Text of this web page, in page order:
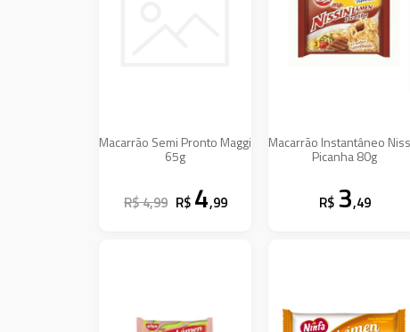
Macarrão Semi Pronto Maggi
65g
R$ 4,99 R$ 4,99
Macarrão Instantâneo
Picanha 80g
R$ 3,49